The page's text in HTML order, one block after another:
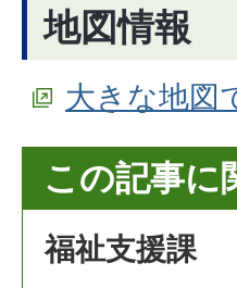
地図情報
大きな地図
この記事に
福祉支援課